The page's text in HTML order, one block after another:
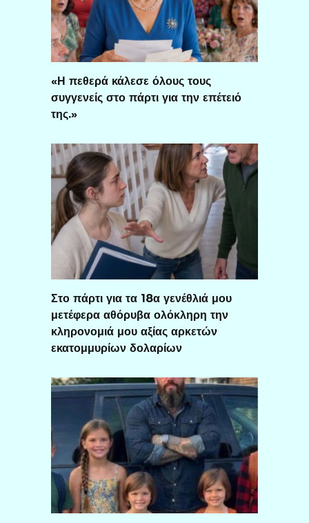
«Η πεθερά κάλεσε όλους τους
συγγενείς στο πάρτι για την επέτειό
της.»
Στο πάρτι για τα 18α γενέθλιά μου
μετέφερα αθόρυβα ολόκληρη την
κληρονομιά μου αξίας αρκετών
εκατομμυρίων δολαρίων